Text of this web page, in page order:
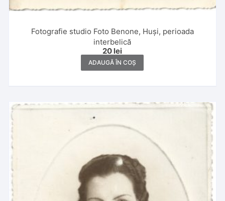
Fotografie studio Foto Benone, Huși, perioada
interbelică
20 lei
ADAUGĂ ÎN COȘ